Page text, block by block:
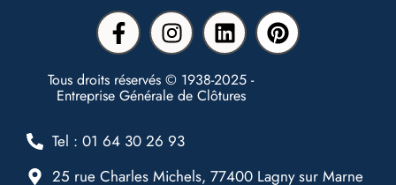
Tous droits réservés © 1938-2025 -
Entreprise Générale de Clôtures
Tel : 01 64 30 26 93
25 rue Charles Michels, 77400 Lagny sur Marne